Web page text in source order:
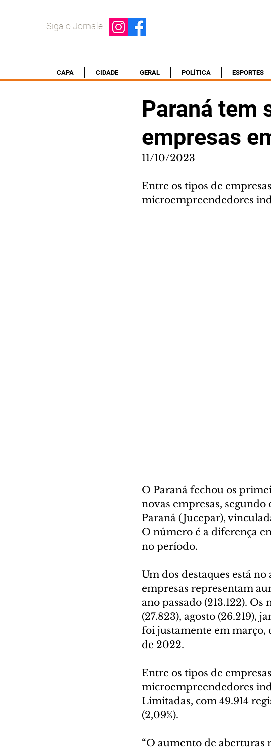
Siga o Jornale
CAPA CIDADE GERAL POLÍTICA ESPORTES
Paraná tem
empresas
11/10/2023
Entre os tipos de
microempreendedores
O Paraná fechou os
novas empresas,
Paraná (Jucepar),
O número é a diferença
no período.
Um dos destaques está
empresas representam
ano passado (213.122).
(27.823), agosto (26.219),
foi justamente em março,
de 2022.
Entre os tipos de
microempreendedores
Limitadas, com 49.914
(2,09%).
“O aumento de aberturas